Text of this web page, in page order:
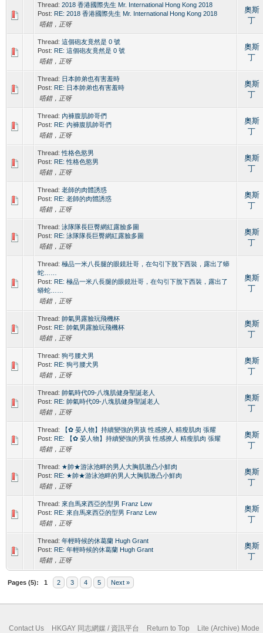
Thread: 2018 香港國際先生 Mr. International Hong Kong 2018
Post: RE: 2018 香港國際先生 Mr. International Hong Kong 2018
唔錯，正呀
奧斯
丁
Thread: 這個砲友竟然是 0 號
Post: RE: 這個砲友竟然是 0 號
唔錯，正呀
奧斯
丁
Thread: 日本帥弟也有害羞時
Post: RE: 日本帥弟也有害羞時
唔錯，正呀
奧斯
丁
Thread: 內褲腹肌帥哥們
Post: RE: 內褲腹肌帥哥們
唔錯，正呀
奧斯
丁
Thread:性格色慾男
Post: RE: 性格色慾男
唔錯，正呀
奧斯
丁
Thread: 老師的肉體誘惑
Post: RE: 老師的肉體誘惑
唔錯，正呀
奧斯
丁
Thread: 泳隊隊長巨臀網紅露臉多圖
Post: RE: 泳隊隊長巨臀網紅露臉多圖
唔錯，正呀
奧斯
丁
Thread: 極品一米八長腿的眼鏡壯哥，在勾引下脫下西裝，露出了蟒
蛇……
Post: RE: 極品一米八長腿的眼鏡壯哥，在勾引下脫下西裝，露出了
蟒蛇……
唔錯，正呀
奧斯
丁
Thread: 帥氣男露臉玩飛機杯
Post: RE: 帥氣男露臉玩飛機杯
唔錯，正呀
奧斯
丁
Thread: 狗弓腰犬男
Post: RE: 狗弓腰犬男
唔錯，正呀
奧斯
丁
Thread: 帥氣時代09-八塊肌健身聖誕老人
Post: RE: 帥氣時代09-八塊肌健身聖誕老人
唔錯，正呀
奧斯
丁
Thread:
【✿ 晏人物】持續變強的男孩 性感撩人 精瘦肌肉 張耀
Post: RE: 【✿ 晏人物】持續變強的男孩 性感撩人 精瘦肌肉 張耀
唔錯，正呀
奧斯
丁
Thread: ★帥★游泳池畔的男人大胸肌激凸小鮮肉
Post: RE: ★帥★游泳池畔的男人大胸肌激凸小鮮肉
唔錯，正呀
奧斯
丁
Thread: 來自馬來西亞的型男 Franz Lew
Post: RE: 來自馬來西亞的型男 Franz Lew
唔錯，正呀
奧斯
丁
Thread: 年輕時候的休葛蘭 Hugh Grant
Post: RE: 年輕時候的休葛蘭 Hugh Grant
唔錯，正呀
奧斯
丁
Pages (5): 1 2 3 4 5 Next »
Contact Us HKGAY 同志網媒 / 資訊平台 Return to Top Lite (Archive) Mode